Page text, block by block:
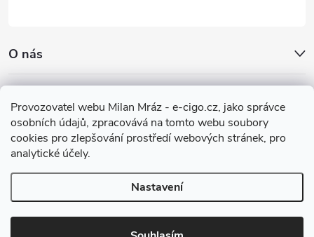
Provozovatel webu Milan Mráz - e-cigo.cz, jako správce
osobních údajů, zpracovává na tomto webu soubory
cookies pro zlepšování prostředí webových stránek, pro
analytické účely.
Nastavení
O nás
Facebook
Vytvořil Shoptet
Copyright 2007-2026e-cigo.cz. Všechna práva vyhrazena.